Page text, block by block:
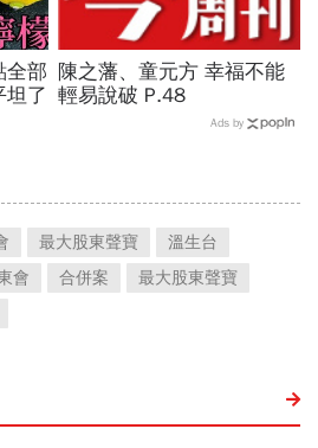
全部
坦了
陳之藩、童元方 幸福不能
輕易說破 P.48
Ads by
最大股東聲寶
溫生台
會 合併案
最大股東聲寶